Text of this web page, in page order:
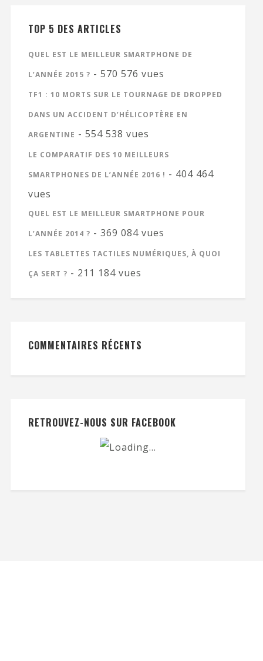
TOP 5 DES ARTICLES
QUEL EST LE MEILLEUR SMARTPHONE DE
L’ANNÉE 2015 ? - 570 576 vues
TF1 : 10 MORTS SUR LE TOURNAGE DE DROPPED
DANS UN ACCIDENT D’HÉLICOPTÈRE EN
ARGENTINE - 554 538 vues
LE COMPARATIF DES 10 MEILLEURS
SMARTPHONES DE L’ANNÉE 2016 ! - 404 464
vues
QUEL EST LE MEILLEUR SMARTPHONE POUR
L’ANNÉE 2014 ? - 369 084 vues
LES TABLETTES TACTILES NUMÉRIQUES, À QUOI
ÇA SERT ? - 211 184 vues
COMMENTAIRES RÉCENTS
RETROUVEZ-NOUS SUR FACEBOOK